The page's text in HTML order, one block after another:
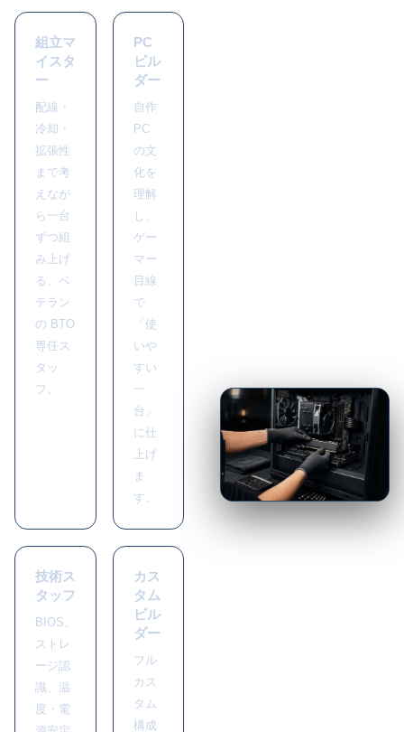
組立マ
イスタ
ー
配線・
冷却・
拡張性
まで考
えなが
ら一台
ずつ組
み上げ
る、ベ
テラン
の BTO
専任ス
タッ
フ。
PC
ビル
ダー
自作
PC
の文
化を
理解
し、
ゲー
マー
目線
で
「使
いや
すい
一
台」
に仕
上げ
ま
す。
技術ス
タッフ
BIOS、
ストレ
ージ認
識、温
度・電
カス
タム
ビル
ダー
フル
カス
タム
構成